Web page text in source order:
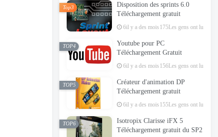
Disposition des sprints 6.0
Téléchargement gratuit
6il y a des mois 175Les gens ont lu
Top3
Youtube pour PC
Téléchargement Gratuit
6il y a des mois 156Les gens ont lu
TOP4
Créateur d'animation DP
Téléchargement gratuit
6il y a des mois 155Les gens ont lu
TOP5
Isotropix Clarisse iFX 5
Téléchargement gratuit du SP2
TOP6